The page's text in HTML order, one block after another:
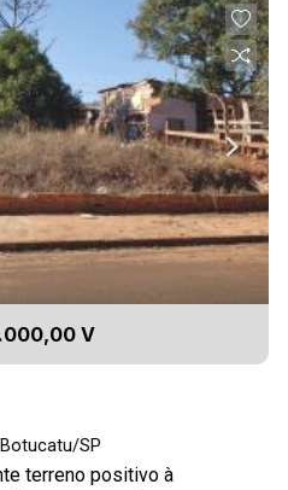
V
SP
terreno positivo à